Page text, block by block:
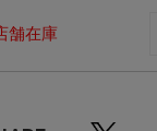
舗在庫